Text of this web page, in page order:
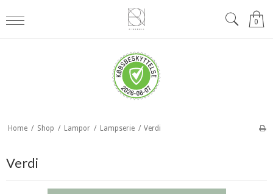
0
Home / Shop / Lampor / Lampserie / Verdi
Verdi